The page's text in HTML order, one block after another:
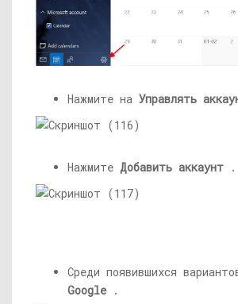
Нажмите на Управлять
Нажмите Добавить аккаунт .
Среди появившихся
Google .